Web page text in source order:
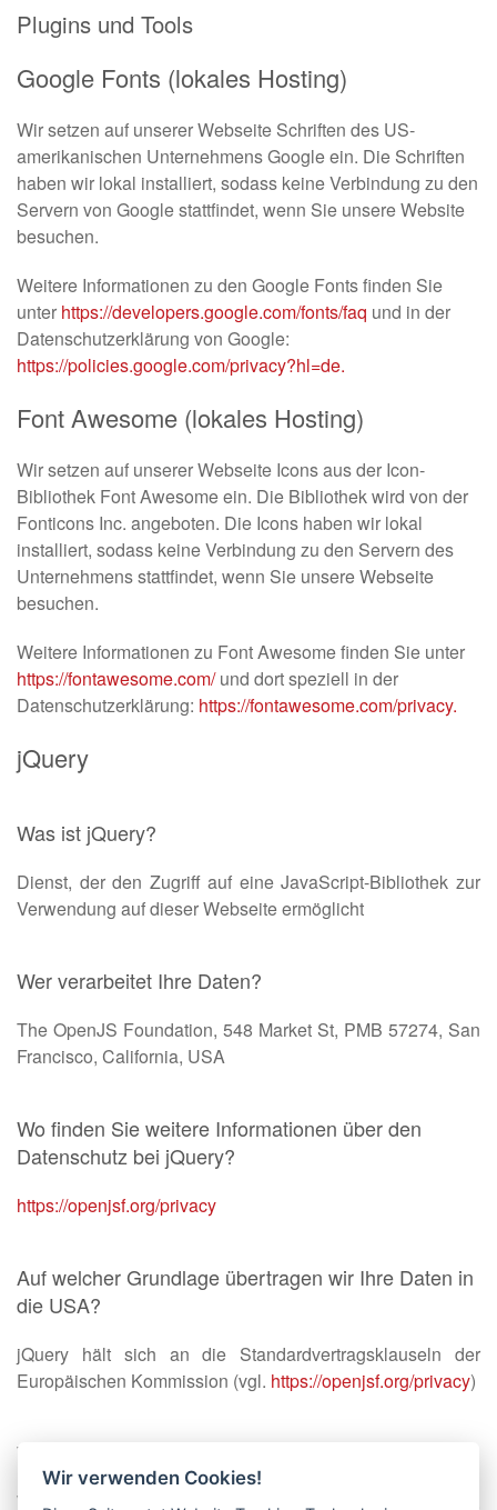
Plugins und Tools
Google Fonts (lokales Hosting)
Wir setzen auf unserer Webseite Schriften des US-
amerikanischen Unternehmens Google ein. Die Schriften
haben wir lokal installiert, sodass keine Verbindung zu den
Servern von Google stattfindet, wenn Sie unsere Website
besuchen.
Weitere Informationen zu den Google Fonts finden Sie
unter https://developers.google.com/fonts/faq und in der
Datenschutzerklärung von Google:
https://policies.google.com/privacy?hl=de.
Font Awesome (lokales Hosting)
Wir setzen auf unserer Webseite Icons aus der Icon-
Bibliothek Font Awesome ein. Die Bibliothek wird von der
Fonticons Inc. angeboten. Die Icons haben wir lokal
installiert, sodass keine Verbindung zu den Servern des
Unternehmens stattfindet, wenn Sie unsere Webseite
besuchen.
Weitere Informationen zu Font Awesome finden Sie unter
https://fontawesome.com/und dort speziell in der
Datenschutzerklärung: https://fontawesome.com/privacy.
jQuery
Was ist jQuery?
Dienst, der den Zugriff auf eine JavaScript-Bibliothek zur
Verwendung auf dieser Webseite ermöglicht
Wer verarbeitet Ihre Daten?
The OpenJS Foundation, 548 Market St, PMB 57274, San
Francisco, California, USA
Wo finden Sie weitere Informationen über den
Datenschutz bei jQuery?
https://openjsf.org/privacy
Auf welcher Grundlage übertragen wir Ihre Daten in
die USA?
jQuery hält sich an die Standardvertragsklauseln der
Europäischen Kommission (vgl. https://openjsf.org/privacy)
Wie verarbeiten wir Ihre Daten?
Wir nutzen die Dienste von jQuery auf unserer Webseite.
Wir verwenden Cookies!